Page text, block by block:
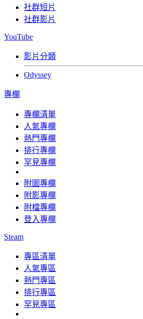
社群短片
社群影片
YouTube
影片分類
Odyssey
專欄
專欄清單
人氣專欄
熱門專欄
排行專欄
罕見專欄
附圖專欄
附影專欄
附檔專欄
登入專欄
Steam
專區清單
人氣專區
熱門專區
排行專區
罕見專區